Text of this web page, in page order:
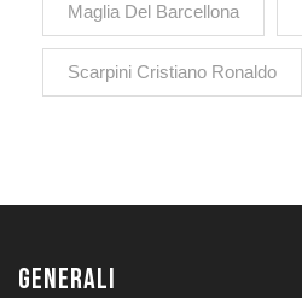
Maglia Del Barcellona
Scarpini Cristiano Ronaldo
GENERALI